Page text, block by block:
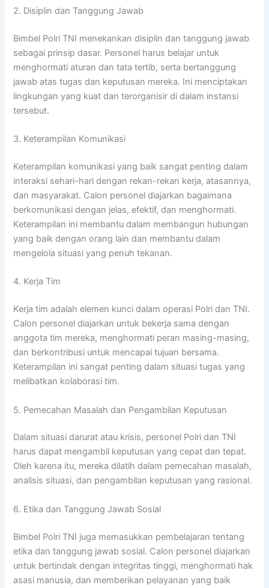
2. Disiplin dan Tanggung Jawab
Bimbel Polri TNI menekankan disiplin dan tanggung jawab
sebagai prinsip dasar. Personel harus belajar untuk
menghormati aturan dan tata tertib, serta bertanggung
jawab atas tugas dan keputusan mereka. Ini menciptakan
lingkungan yang kuat dan terorganisir di dalam instansi
tersebut.
3. Keterampilan Komunikasi
Keterampilan komunikasi yang baik sangat penting dalam
interaksi sehari-hari dengan rekan-rekan kerja, atasannya,
dan masyarakat. Calon personel diajarkan bagaimana
berkomunikasi dengan jelas, efektif, dan menghormati.
Keterampilan ini membantu dalam membangun hubungan
yang baik dengan orang lain dan membantu dalam
mengelola situasi yang penuh tekanan.
4. Kerja Tim
Kerja tim adalah elemen kunci dalam operasi Polri dan TNI.
Calon personel diajarkan untuk bekerja sama dengan
anggota tim mereka, menghormati peran masing-masing,
dan berkontribusi untuk mencapai tujuan bersama.
Keterampilan ini sangat penting dalam situasi tugas yang
melibatkan kolaborasi tim.
5. Pemecahan Masalah dan Pengambilan Keputusan
Dalam situasi darurat atau krisis, personel Polri dan TNI
harus dapat mengambil keputusan yang cepat dan tepat.
Oleh karena itu, mereka dilatih dalam pemecahan masalah,
analisis situasi, dan pengambilan keputusan yang rasional.
6. Etika dan Tanggung Jawab Sosial
Bimbel Polri TNI juga memasukkan pembelajaran tentang
etika dan tanggung jawab sosial. Calon personel diajarkan
untuk bertindak dengan integritas tinggi, menghormati hak
asasi manusia, dan memberikan pelayanan yang baik